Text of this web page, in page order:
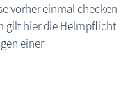
vorher einmal checken
gilt hier die Helmpflicht
einer